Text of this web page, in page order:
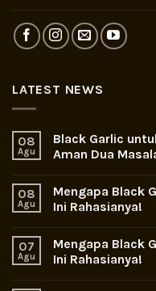
LATEST NEWS
08
Agu
Black Garlic
Aman Dua
08
Agu
Mengapa Black
Ini Rahasianya!
07
Agu
Mengapa Black
Ini Rahasianya!